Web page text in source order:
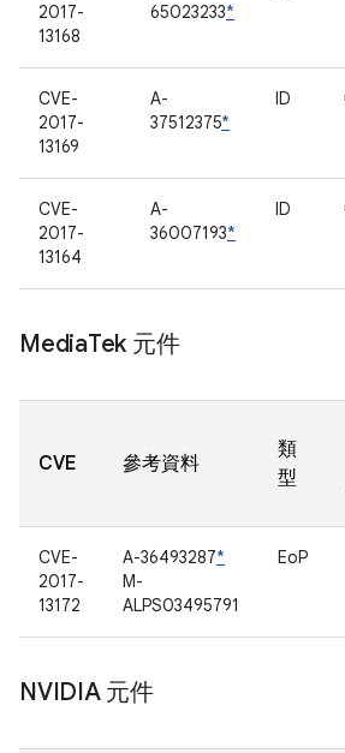
2017-
13168
65023233*
CVE-
2017-
13169
A-
37512375*
ID
CVE-
2017-
13164
A-
36007193*
ID
MediaTek 元件
CVE 參考資料
類
型
CVE-
2017-
13172
A-36493287*
M-
ALPS03495791
EoP
NVIDIA 元件